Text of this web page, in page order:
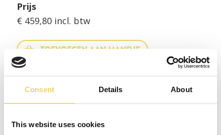
Consent Details About
This website uses cookies
Prijs
€ 459,80 incl. btw
TOEVOEGEN AAN MANDJE